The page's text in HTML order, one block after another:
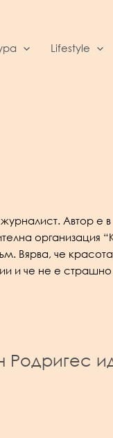
Lifestyle
Автор е в
организация
Вярва, че
и че не е